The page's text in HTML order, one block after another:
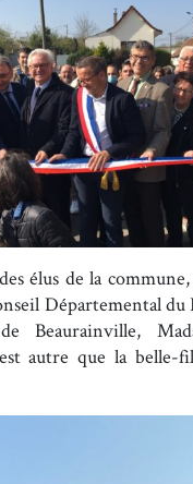
élus de la
Départemental du
Beaurainville,
autre que la belle-